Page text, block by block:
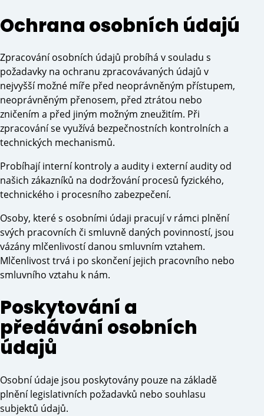
Ochrana osobních údajú
Zpracování osobních údajů probíhá v souladu s
požadavky na ochranu zpracovávaných údajů v
nejvyšší možné míře před neoprávněným přístupem,
neoprávněným přenosem, před ztrátou nebo
zničením a před jiným možným zneužitím. Při
zpracování se využívá bezpečnostních kontrolních a
technických mechanismů.
Probíhají interní kontroly a audity i externí audity od
našich zákazníků na dodržování procesů fyzického,
technického i procesního zabezpečení.
Osoby, které s osobními údaji pracují v rámci plnění
svých pracovních či smluvně daných povinností, jsou
vázány mlčenlivostí danou smluvním vztahem.
Mlčenlivost trvá i po skončení jejich pracovního nebo
smluvního vztahu k nám.
Poskytování a
předávání osobních
údajů
Osobní údaje jsou poskytovány pouze na základě
plnění legislativních požadavků nebo souhlasu
subjektů údajů.